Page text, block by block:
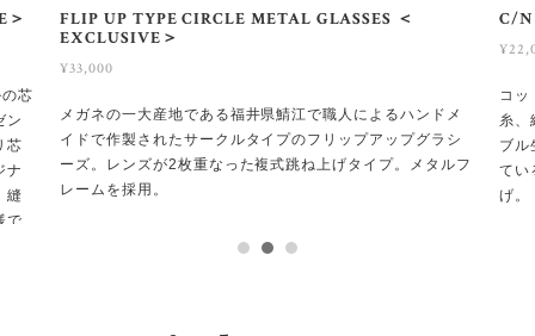
＞
芯
ン
芯
ナ
縫
で
FLIP UP TYPE CIRCLE METAL GLASSES ＜
EXCLUSIVE＞
¥33,000
メガネの一大産地である福井県鯖江で職人によるハンドメ
イドで作製されたサークルタイプのフリップアップグラシ
ーズ。レンズが2枚重なった複式跳ね上げタイプ。メタルフ
レームを採用。
C/N
コッ
糸、
ブル
てい
げ。